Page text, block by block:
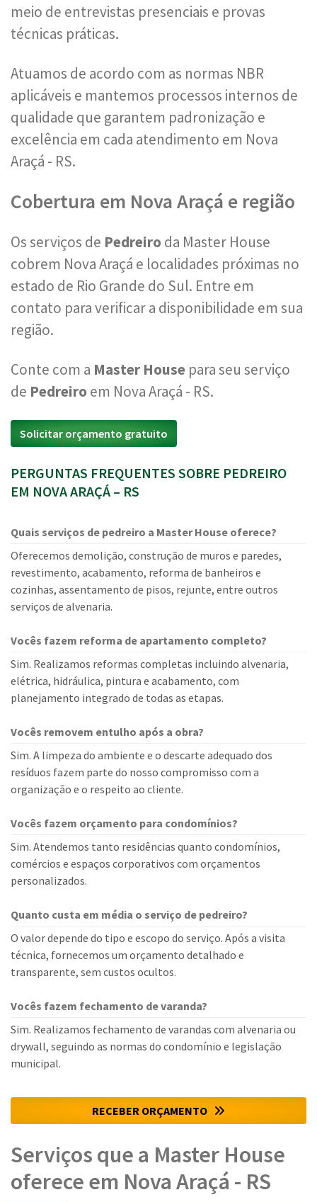
meio de entrevistas presenciais e provas
técnicas práticas.
Atuamos de acordo com as normas NBR
aplicáveis e mantemos processos internos de
qualidade que garantem padronização e
excelência em cada atendimento em Nova
Araçá - RS.
Cobertura em Nova Araçá e região
Os serviços de Pedreiro da Master House
cobrem Nova Araçá e localidades próximas no
estado de Rio Grande do Sul. Entre em
contato para verificar a disponibilidade em sua
região.
Conte com a Master House para seu serviço
de Pedreiro em Nova Araçá - RS.
Solicitar orçamento gratuito
PERGUNTAS FREQUENTES SOBRE PEDREIRO
EM NOVA ARAÇÁ – RS
Quais serviços de pedreiro a Master House oferece?
Oferecemos demolição, construção de muros e paredes,
revestimento, acabamento, reforma de banheiros e
cozinhas, assentamento de pisos, rejunte, entre outros
serviços de alvenaria.
Vocês fazem reforma de apartamento completo?
Sim. Realizamos reformas completas incluindo alvenaria,
elétrica, hidráulica, pintura e acabamento, com
planejamento integrado de todas as etapas.
Vocês removem entulho após a obra?
Sim. A limpeza do ambiente e o descarte adequado dos
resíduos fazem parte do nosso compromisso com a
organização e o respeito ao cliente.
Vocês fazem orçamento para condomínios?
Sim. Atendemos tanto residências quanto condomínios,
comércios e espaços corporativos com orçamentos
personalizados.
Quanto custa em média o serviço de pedreiro?
O valor depende do tipo e escopo do serviço. Após a visita
técnica, fornecemos um orçamento detalhado e
transparente, sem custos ocultos.
Vocês fazem fechamento de varanda?
Sim. Realizamos fechamento de varandas com alvenaria ou
drywall, seguindo as normas do condomínio e legislação
municipal.
RECEBER ORÇAMENTO
Serviços que a Master House
oferece em Nova Araçá - RS